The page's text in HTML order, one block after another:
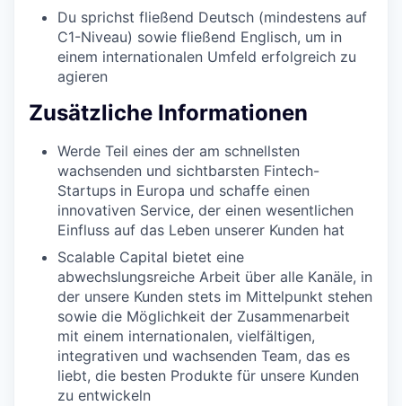
Du sprichst fließend Deutsch (mindestens auf
C1-Niveau) sowie fließend Englisch, um in
einem internationalen Umfeld erfolgreich zu
agieren
Zusätzliche Informationen
Werde Teil eines der am schnellsten
wachsenden und sichtbarsten Fintech-
Startups in Europa und schaffe einen
innovativen Service, der einen wesentlichen
Einfluss auf das Leben unserer Kunden hat
Scalable Capital bietet eine
abwechslungsreiche Arbeit über alle Kanäle, in
der unsere Kunden stets im Mittelpunkt stehen
sowie die Möglichkeit der Zusammenarbeit
mit einem internationalen, vielfältigen,
integrativen und wachsenden Team, das es
liebt, die besten Produkte für unsere Kunden
zu entwickeln